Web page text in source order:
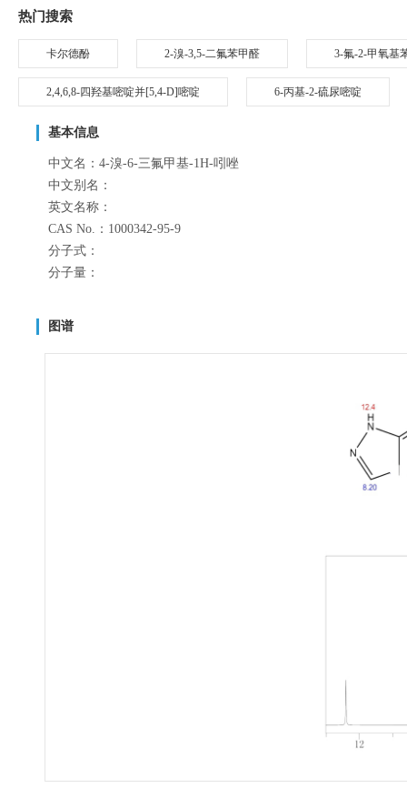
热门搜索
卡尔德酚 2-溴-3,5-二氟苯甲醛 3-氟-2-甲氧基
2,4,6,8-四羟基嘧啶并[5,4-D]嘧啶 6-丙基-2-硫尿嘧啶
基本信息
中文名：4-溴-6-三氟甲基-1H-吲唑
中文别名：
英文名称：
CAS No.：1000342-95-9
分子式：
分子量：
图谱